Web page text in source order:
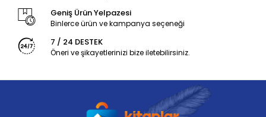
Geniş Ürün Yelpazesi
Binlerce ürün ve kampanya seçeneği
7 / 24 DESTEK
Öneri ve şikayetlerinizi bize iletebilirsiniz.